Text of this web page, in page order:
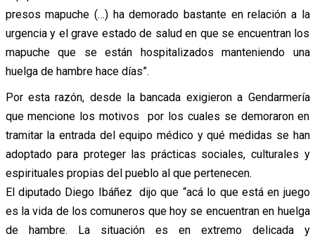
presos mapuche (…) ha demorado bastante en relación a la
urgencia y el grave estado de salud en que se encuentran los
mapuche que se están hospitalizados manteniendo una
huelga de hambre hace días”.
Por esta razón, desde la bancada exigieron a Gendarmería
que mencione los motivos por los cuales se demoraron en
tramitar la entrada del equipo médico y qué medidas se han
adoptado para proteger las prácticas sociales, culturales y
espirituales propias del pueblo al que pertenecen.
El diputado Diego Ibáñez dijo que “acá lo que está en juego
es la vida de los comuneros que hoy se encuentran en huelga
de hambre. La situación es en extremo delicada y